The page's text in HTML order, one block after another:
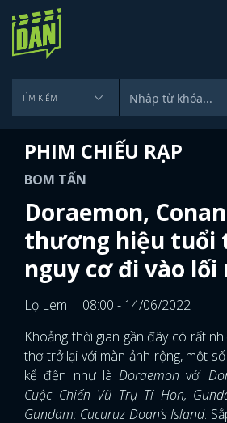
PHIM CHIẾU RẠP
BOM TẤN
Doraemon,
thương hiệu tuổi
nguy cơ đi vào lối
Lọ Lem
08:00 - 14/06/2022
Khoảng thời gian gần đây có rất
thơ trở lại với màn ảnh rộng, một
kể đến như là Doraemon với
Cuộc Chiến Vũ Trụ Tí Hon,
Gundam: Cucuruz Doan’s Island.